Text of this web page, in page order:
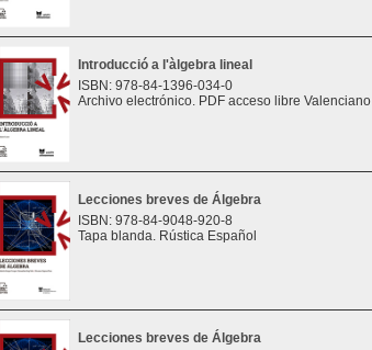
Introducció a l'àlgebra lineal
ISBN: 978-84-1396-034-0
Archivo electrónico. PDF acceso libre Valenciano
Lecciones breves de Álgebra
ISBN: 978-84-9048-920-8
Tapa blanda. Rústica Español
Lecciones breves de Álgebra